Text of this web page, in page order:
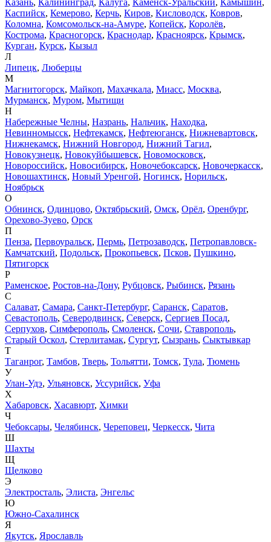
Казань, Калининград, Калуга, Каменск-Уральский, Камышин,
Каспийск, Кемерово, Керчь, Киров, Кисловодск, Ковров,
Коломна, Комсомольск-на-Амуре, Копейск, Королёв,
Кострома, Красногорск, Краснодар, Красноярск, Крымск,
Курган, Курск, Кызыл
Л
Липецк, Люберцы
М
Магнитогорск, Майкоп, Махачкала, Миасс, Москва,
Мурманск, Муром, Мытищи
Н
Набережные Челны, Назрань, Нальчик, Находка,
Невинномысск, Нефтекамск, Нефтеюганск, Нижневартовск,
Нижнекамск, Нижний Новгород, Нижний Тагил,
Новокузнецк, Новокуйбышевск, Новомосковск,
Новороссийск, Новосибирск, Новочебоксарск, Новочеркасск,
Новошахтинск, Новый Уренгой, Ногинск, Норильск,
Ноябрьск
О
Обнинск, Одинцово, Октябрьский, Омск, Орёл, Оренбург,
Орехово-Зуево, Орск
П
Пенза, Первоуральск, Пермь, Петрозаводск, Петропавловск-
Камчатский, Подольск, Прокопьевск, Псков, Пушкино,
Пятигорск
Р
Раменское, Ростов-на-Дону, Рубцовск, Рыбинск, Рязань
С
Салават, Самара, Санкт-Петербург, Саранск, Саратов,
Севастополь, Северодвинск, Северск, Сергиев Посад,
Серпухов, Симферополь, Смоленск, Сочи, Ставрополь,
Старый Оскол, Стерлитамак, Сургут, Сызрань, Сыктывкар
Т
Таганрог, Тамбов, Тверь, Тольятти, Томск, Тула, Тюмень
У
Улан-Удэ, Ульяновск, Уссурийск, Уфа
Х
Хабаровск, Хасавюрт, Химки
Ч
Чебоксары, Челябинск, Череповец, Черкесск, Чита
Ш
Шахты
Щ
Щелково
Э
Электросталь, Элиста, Энгельс
Ю
Южно-Сахалинск
Я
Якутск, Ярославль